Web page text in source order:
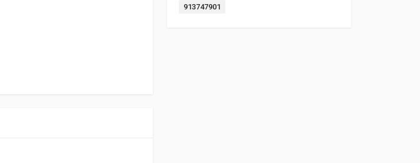
Etiket:
913747901